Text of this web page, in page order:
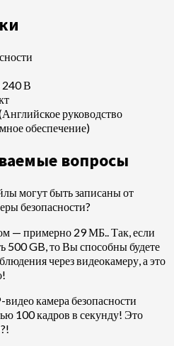
240 В
руководство
обеспечение)
вопросы
могут быть записаны от
безопасности?
— примерно 29 МБ.. Так, если
500 GB, то Вы способны будете
через видеокамеру, а это
камера безопасности
100 кадров в секунду! Это